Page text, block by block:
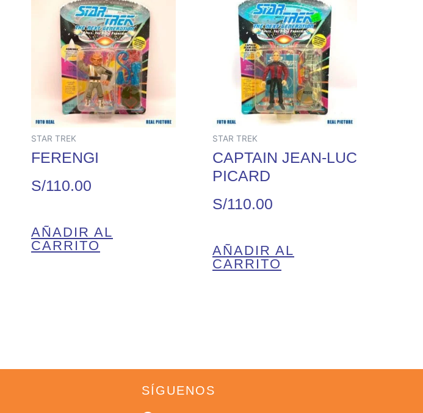
STAR TREK
FERENGI
S/110.00
AÑADIR AL
CARRITO
STAR TREK
CAPTAIN JEAN-LUC
PICARD
S/110.00
AÑADIR AL
CARRITO
SÍGUENOS